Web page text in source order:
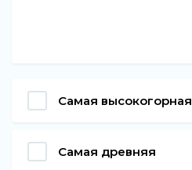
Самая высокогорная
Самая древняя